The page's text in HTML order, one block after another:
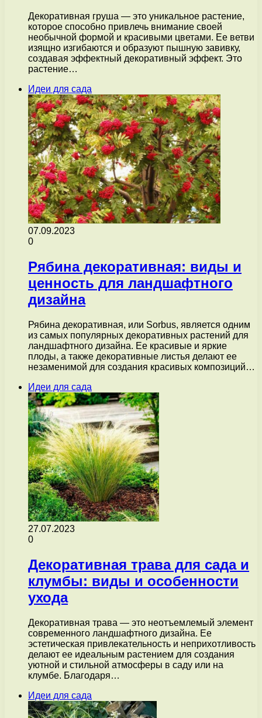
Декоративная груша — это уникальное растение,
которое способно привлечь внимание своей
необычной формой и красивыми цветами. Ее ветви
изящно изгибаются и образуют пышную завивку,
создавая эффектный декоративный эффект. Это
растение…
Идеи для сада
07.09.2023
0
Рябина декоративная: виды и
ценность для ландшафтного
дизайна
Рябина декоративная, или Sorbus, является одним
из самых популярных декоративных растений для
ландшафтного дизайна. Ее красивые и яркие
плоды, а также декоративные листья делают ее
незаменимой для создания красивых композиций…
Идеи для сада
27.07.2023
0
Декоративная трава для сада и
клумбы: виды и особенности
ухода
Декоративная трава — это неотъемлемый элемент
современного ландшафтного дизайна. Ее
эстетическая привлекательность и неприхотливость
делают ее идеальным растением для создания
уютной и стильной атмосферы в саду или на
клумбе. Благодаря…
Идеи для сада